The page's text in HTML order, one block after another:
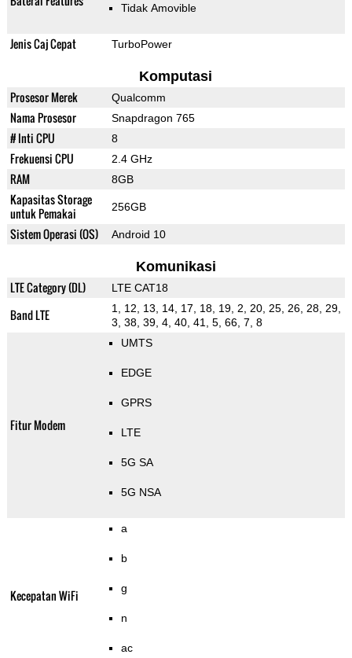
Tidak Amovible
Jenis Caj Cepat TurboPower
Komputasi
Prosesor Merek Qualcomm
Nama Prosesor Snapdragon 765
# Inti CPU 8
Frekuensi CPU 2.4 GHz
RAM 8GB
Kapasitas Storage
untuk Pemakai
256GB
Sistem Operasi (OS) Android 10
Komunikasi
LTE Category (DL) LTE CAT18
Band LTE
1, 12, 13, 14, 17, 18, 19, 2, 20, 25, 26, 28, 29,
3, 38, 39, 4, 40, 41, 5, 66, 7, 8
Fitur Modem
UMTS
EDGE
GPRS
LTE
5G SA
5G NSA
Kecepatan WiFi
a
b
g
n
ac